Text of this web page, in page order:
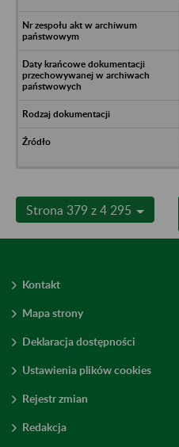
Strona 379 z 4 295
Kontakt
Mapa strony
Deklaracja dostępności
Ustawienia plików cookies
Rejestr zmian
Redakcja